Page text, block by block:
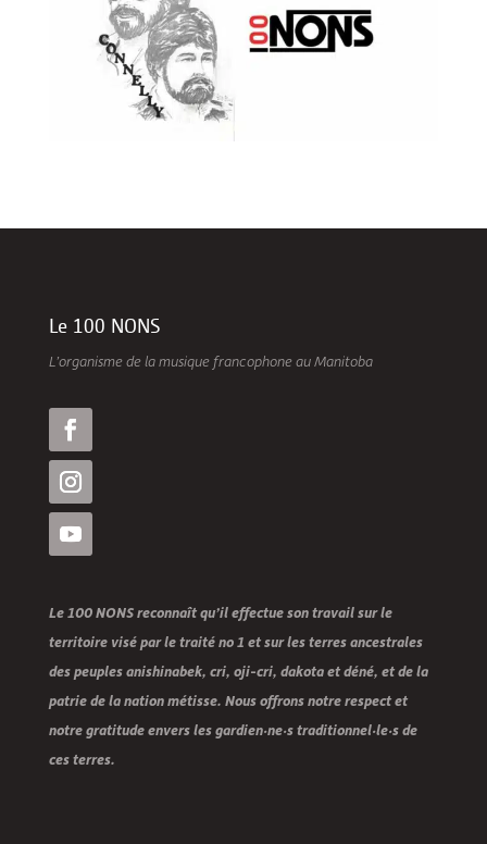
Le 100 NONS
L’organisme de la musique francophone au Manitoba
Le 100 NONS reconnaît qu’il effectue son travail sur le
territoire visé par le traité no 1 et sur les terres ancestrales
des peuples anishinabek, cri, oji-cri, dakota et déné, et de la
patrie de la nation métisse. Nous offrons notre respect et
notre gratitude envers les gardien·ne·s traditionnel·le·s de
ces terres.